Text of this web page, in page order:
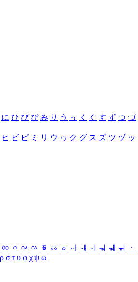
に ひ び ぴ み り う ぅ く ぐ す ず つ づ
ヒ ビ ピ ミ リ ウ ゥ ク グ ス ズ ツ ヅ ッ
ㆀ ㆁ ㆂ ㆃ ㆄ ㆅ ㆆ ㆇ ㆈ ㆉ ㆊ ㆋ ㆌ ㆍ
ρ σ τ υ φ χ ψ ω